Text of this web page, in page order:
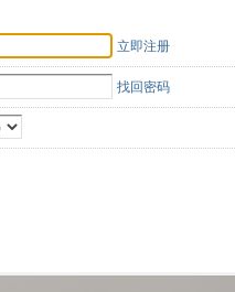
立即注册
找回密码